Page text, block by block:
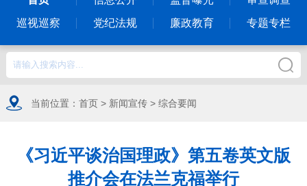
巡视巡察
党纪法规 廉政教育 专题专栏
当前位置： 首页> 新闻宣传> 综合要闻
《习近平谈治国理政》第五卷英文版
推介会在法兰克福举行